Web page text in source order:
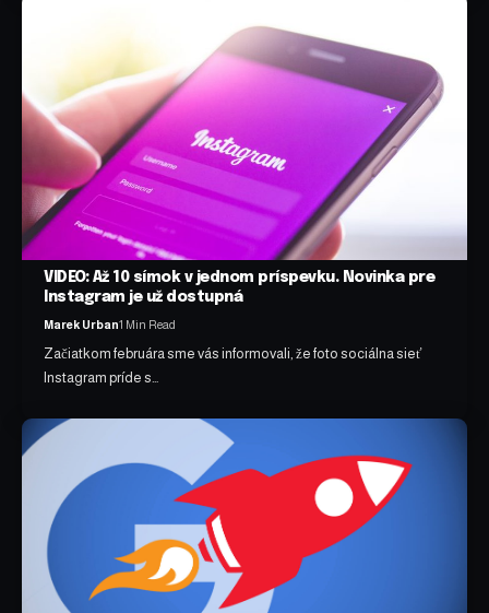
VIDEO: Až 10 símok v jednom príspevku. Novinka pre
Instagram je už dostupná
Marek Urban1 Min Read
Začiatkom februára sme vás informovali, že foto sociálna sieť
Instagram príde s…